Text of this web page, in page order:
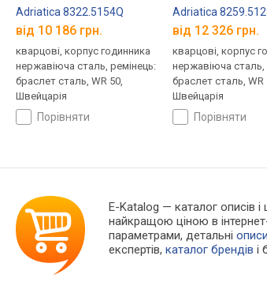
Adriatica 8322.5154Q
від 10 186 грн.
кварцові, корпус годинника
нержавіюча сталь, ремінець:
браслет сталь, WR 50,
Швейцарія
порівняти
Adriatica
від 12 326 грн.
кварцові, корпус
нержавіюча сталь,
браслет сталь, WR
Швейцарія
порівняти
E-Katalog — каталог описів
найкращою ціною в
параметрами, детальні
експертів,каталог брендів і